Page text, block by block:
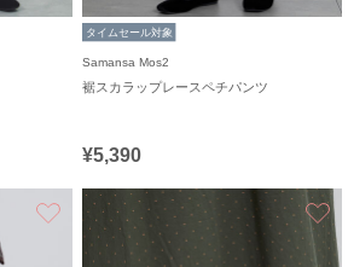
タイムセール対象
Samansa Mos2
裾スカラップレースペチパンツ
¥5,390
お気に入り